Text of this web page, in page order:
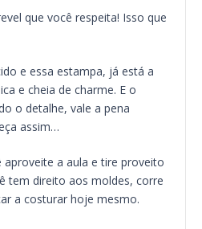
que você respeita! Isso que
e essa estampa, já está a
e cheia de charme. E o
o detalhe, vale a pena
assim…
a aula e tire proveito
tem direito aos moldes, corre
a costurar hoje mesmo.